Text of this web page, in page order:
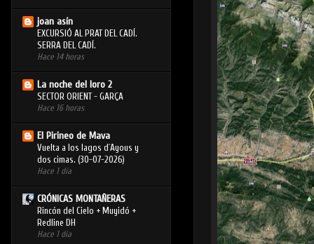
joan asín
EXCURSIÓ AL PRAT DEL CADÍ.
SERRA DEL CADÍ.
Hace 14 horas
La noche del loro 2
SECTOR ORIENT - GARÇA
Hace 16 horas
El Pirineo de Mava
Vuelta a los lagos d´Ayous y
dos cimas. (30-07-2026)
Hace 1 día
CRÓNICAS MONTAÑERAS
Rincón del Cielo + Muyidó +
Redline DH
Hace 1 día